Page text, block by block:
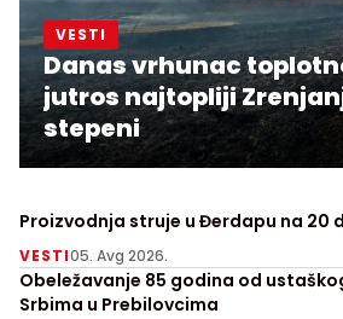
VESTI
Danas vrhunac
jutros najtopliji
stepeni
Proizvodnja struje u Đerdapu na 20
VESTI05. Avg 2026.
Obeležavanje 85 godina od
Srbima u Prebilovcima